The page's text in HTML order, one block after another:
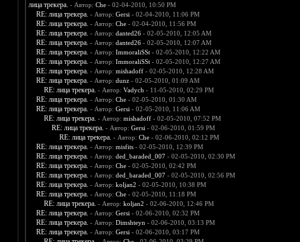
лица трекера. - Автор: Che- 02-04-2010, 10:50 PM
RE: лица трекера. - Автор: Gersi - 02-04-2010, 11:06 PM
RE: лица трекера. - Автор: Che- 02-04-2010, 11:56 PM
RE: лица трекера. - Автор: danted26- 02-05-2010, 12:05 AM
RE: лица трекера. - Автор: danted26- 02-05-2010, 12:07 AM
RE: лица трекера. - Автор: ImmoraliSSt- 02-05-2010, 12:22 AM
RE: лица трекера. - Автор: ImmoraliSSt- 02-05-2010, 12:27 AM
RE: лица трекера. - Автор: mishadoff- 02-05-2010, 12:28 AM
RE: лица трекера. - Автор: dunz- 02-05-2010, 01:09 AM
RE: лица трекера. - Автор: Vadych - 11-05-2010, 02:29 PM
RE: лица трекера. - Автор: Che- 02-05-2010, 01:30 AM
RE: лица трекера. - Автор: Gersi - 02-05-2010, 11:06 AM
RE: лица трекера. - Автор: mishadoff- 02-05-2010, 07:52 PM
RE: лица трекера. - Автор: Gersi - 02-06-2010, 01:59 PM
RE: лица трекера. - Автор: Che- 02-06-2010, 02:12 PM
RE: лица трекера. - Автор: misfits- 02-05-2010, 12:39 PM
RE: лица трекера. - Автор: ded_baraded_007- 02-05-2010, 02:30 PM
RE: лица трекера. - Автор: Che- 02-05-2010, 02:42 PM
RE: лица трекера. - Автор: ded_baraded_007- 02-05-2010, 02:56 PM
RE: лица трекера. - Автор: koljan2 - 02-05-2010, 10:38 PM
RE: лица трекера. - Автор: Che- 02-05-2010, 11:18 PM
RE: лица трекера. - Автор: koljan2 - 02-06-2010, 12:46 PM
RE: лица трекера. - Автор: Gersi - 02-06-2010, 02:32 PM
RE: лица трекера. - Автор: Dimshteyn - 02-06-2010, 03:13 PM
RE: лица трекера. - Автор: Gersi - 02-06-2010, 03:17 PM